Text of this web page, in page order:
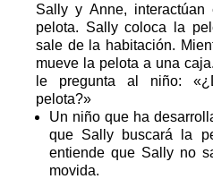
Sally y Anne,
pelota. Sally coloca la
sale de la habitación.
mueve la pelota a una
le pregunta al niño:
pelota?»
Un niño que ha
que Sally buscará la
entiende que Sally no
movida.